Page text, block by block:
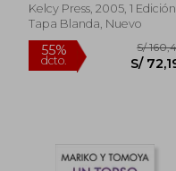
Kelcy Press, 2005, 1 Edición,
Tapa Blanda, Nuevo